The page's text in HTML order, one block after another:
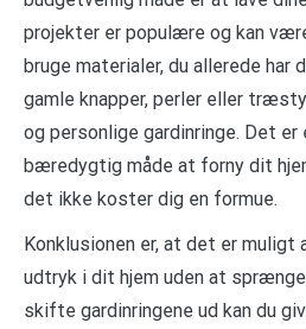
projekter er populære og kan
bruge materialer, du allerede har
gamle knapper, perler eller
og personlige gardinringe. Det er
bæredygtig måde at forny dit
det ikke koster dig en formue.
Konklusionen er, at det er
udtryk i dit hjem uden at
skifte gardinringene ud kan du